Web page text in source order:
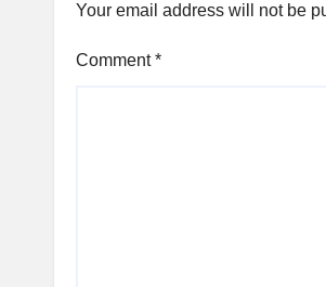
Your email address will not be
Comment*